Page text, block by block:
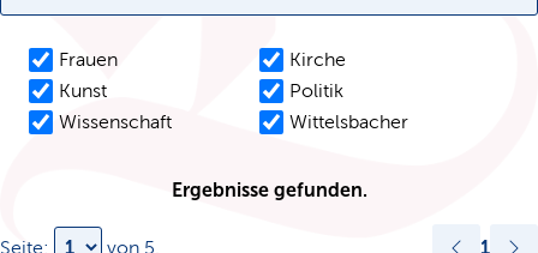
Frauen
Kirche
Kunst
Politik
Wissenschaft
Wittelsbacher
Ergebnisse gefunden.
Seite: von 5. 1